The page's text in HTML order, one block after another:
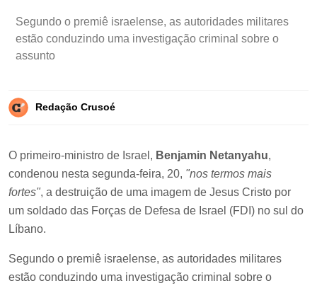
Segundo o premiê israelense, as autoridades militares
estão conduzindo uma investigação criminal sobre o
assunto
Redação Crusoé
O primeiro-ministro de Israel, Benjamin Netanyahu,
condenou nesta segunda-feira, 20, "nos termos mais
fortes", a destruição de uma imagem de Jesus Cristo por
um soldado das Forças de Defesa de Israel (FDI) no sul do
Líbano.
Segundo o premiê israelense, as autoridades militares
estão conduzindo uma investigação criminal sobre o